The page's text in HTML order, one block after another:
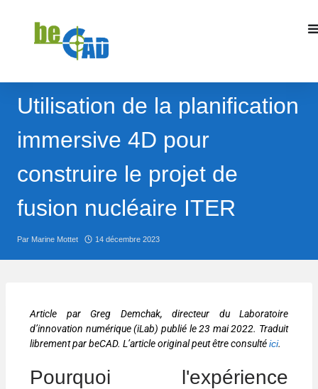
Utilisation de la planification
immersive 4D pour
construire le projet de
fusion nucléaire ITER
Par Marine Mottet 14 décembre 2023
Article par Greg Demchak, directeur du Laboratoire
d’innovation numérique (iLab) publié le 23 mai 2022. Traduit
librement par beCAD. L’article original peut être consultéici.
Pourquoi l'expérience